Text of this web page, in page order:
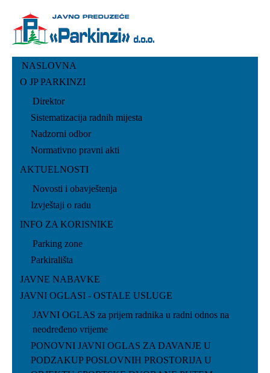
NASLOVNA
O JP PARKINZI
Direktor
Sistematizacija radnih mijesta
Nadzorni odbor
Normativno pravni akti
AKTUELNOSTI
Novosti i obavještenja
Izvještaji o radu
INFO ZA KORISNIKE
Parking zone
Parkirališta
JAVNE NABAVKE
JAVNI OGLASI - OSTALE USLUGE
JAVNI OGLAS za prijem radnika u radni odnos na
neodređeno vrijeme
PONOVNI JAVNI OGLAS ZA DAVANJE U
PODZAKUP POSLOVNIH PROSTORIJA U